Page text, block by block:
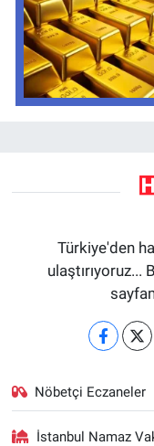
Türkiye'den
Nöbetçi Eczaneler
İstanbul Namaz